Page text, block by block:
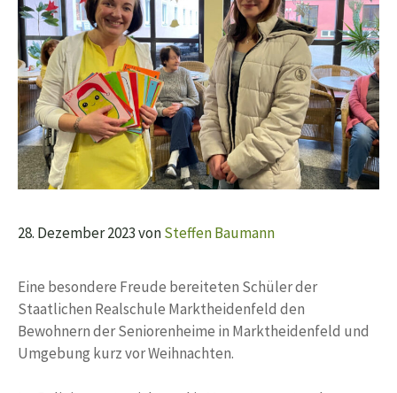
28. Dezember 2023vonSteffen Baumann
Eine besondere Freude bereiteten Schüler der
Staatlichen Realschule Marktheidenfeld den
Bewohnern der Seniorenheime in Marktheidenfeld und
Umgebung kurz vor Weihnachten.